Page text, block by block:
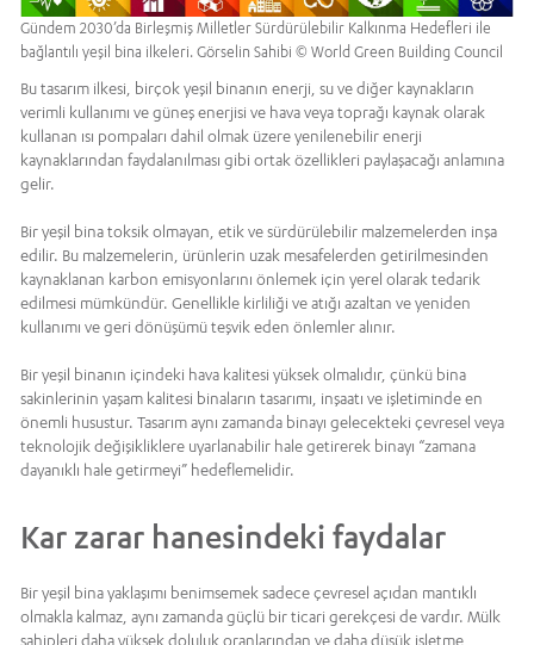
Gündem 2030’da Birleşmiş Milletler Sürdürülebilir Kalkınma Hedefleri ile
bağlantılı yeşil bina ilkeleri. Görselin Sahibi © World Green Building Council
Bu tasarım ilkesi, birçok yeşil binanın enerji, su ve diğer kaynakların
verimli kullanımı ve güneş enerjisi ve hava veya toprağı kaynak olarak
kullanan ısı pompaları dahil olmak üzere yenilenebilir enerji
kaynaklarından faydalanılması gibi ortak özellikleri paylaşacağı anlamına
gelir.
Bir yeşil bina toksik olmayan, etik ve sürdürülebilir malzemelerden inşa
edilir. Bu malzemelerin, ürünlerin uzak mesafelerden getirilmesinden
kaynaklanan karbon emisyonlarını önlemek için yerel olarak tedarik
edilmesi mümkündür. Genellikle kirliliği ve atığı azaltan ve yeniden
kullanımı ve geri dönüşümü teşvik eden önlemler alınır.
Bir yeşil binanın içindeki hava kalitesi yüksek olmalıdır, çünkü bina
sakinlerinin yaşam kalitesi binaların tasarımı, inşaatı ve işletiminde en
önemli husustur. Tasarım aynı zamanda binayı gelecekteki çevresel veya
teknolojik değişikliklere uyarlanabilir hale getirerek binayı “zamana
dayanıklı hale getirmeyi” hedeflemelidir.
Kar zarar hanesindeki faydalar
Bir yeşil bina yaklaşımı benimsemek sadece çevresel açıdan mantıklı
olmakla kalmaz, aynı zamanda güçlü bir ticari gerekçesi de vardır. Mülk
sahipleri daha yüksek doluluk oranlarından ve daha düşük işletme